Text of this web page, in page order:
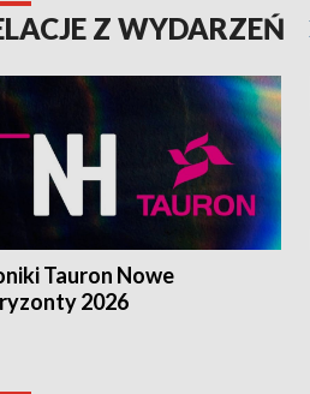
Z WYDARZEŃ
Tauron Nowe
2026